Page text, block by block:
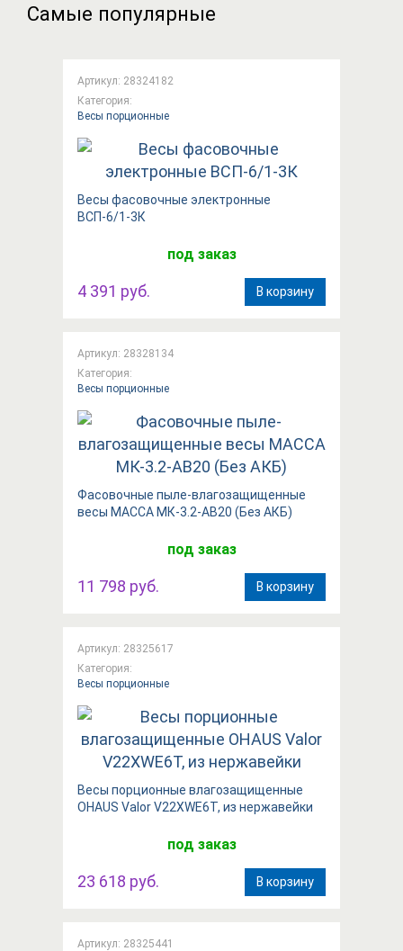
Самые популярные
Артикул: 28324182
Категория:
Весы порционные
Весы фасовочные электронные
ВСП-6/1-3К
под заказ
4 391 руб. В корзину
Артикул: 28328134
Категория:
Весы порционные
Фасовочные пыле-влагозащищенные
весы МАССА МК-3.2-АВ20 (Без АКБ)
под заказ
11 798 руб. В корзину
Артикул: 28325617
Категория:
Весы порционные
Весы порционные влагозащищенные
OHAUS Valor V22XWE6T, из нержавейки
под заказ
23 618 руб. В корзину
Артикул: 28325441